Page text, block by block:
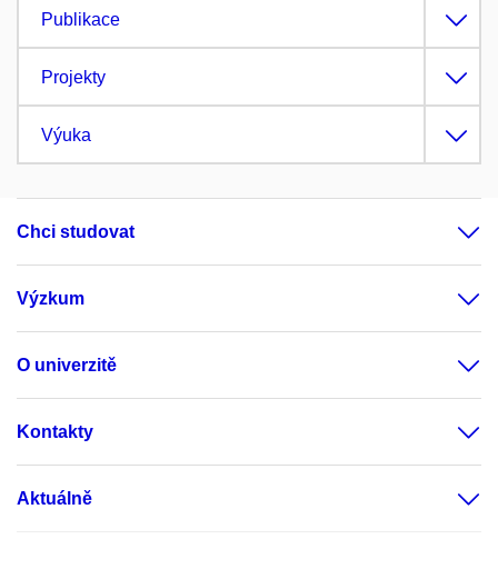
Publikace
Projekty
Výuka
Chci studovat
Výzkum
O univerzitě
Kontakty
Aktuálně